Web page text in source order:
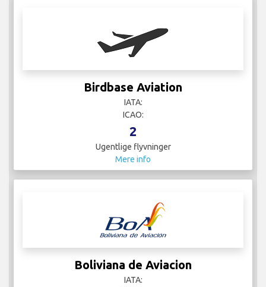
Birdbase Aviation
IATA:
ICAO:
2
Ugentlige flyvninger
Mere info
Boliviana de Aviacion
IATA: